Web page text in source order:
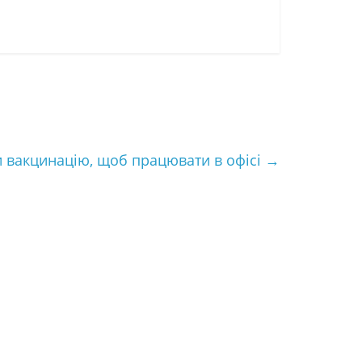
щоб працювати в офісі →